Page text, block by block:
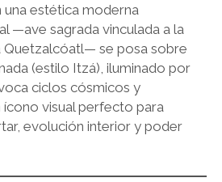
estética moderna
—ave sagrada vinculada a la
Quetzalcóatl— se posa sobre
(estilo Itzá), iluminado por
ciclos cósmicos y
ícono visual perfecto para
evolución interior y poder